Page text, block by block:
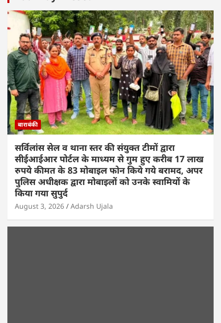
बाराबंकी
सर्विलांस सेल व थाना स्तर की संयुक्त टीमों द्वारा
सीईआईआर पोर्टल के माध्यम से गुम हुए करीब 17 लाख
रुपये कीमत के 83 मोबाइल फोन किये गये बरामद, अपर
पुलिस अधीक्षक द्वारा मोबाइलों को उनके स्वामियों के
किया गया सुपुर्द
August 3, 2026 Adarsh Ujala